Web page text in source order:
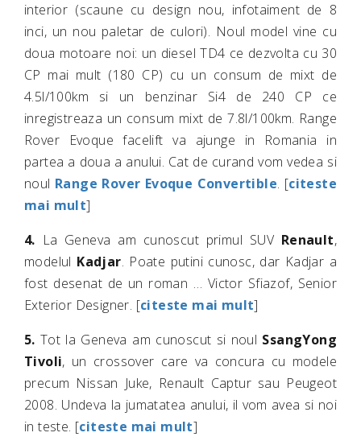
interior (scaune cu design nou, infotaiment de 8
inci, un nou paletar de culori). Noul model vine cu
doua motoare noi: un diesel TD4 ce dezvolta cu 30
CP mai mult (180 CP) cu un consum de mixt de
4.5l/100km si un benzinar Si4 de 240 CP ce
inregistreaza un consum mixt de 7.8l/100km. Range
Rover Evoque facelift va ajunge in Romania in
partea a doua a anului. Cat de curand vom vedea si
noul Range Rover Evoque Convertible. [citeste
mai mult]
4. La Geneva am cunoscut primul SUV Renault,
modelul Kadjar. Poate putini cunosc, dar Kadjar a
fost desenat de un roman … Victor Sfiazof, Senior
Exterior Designer. [citeste mai mult]
5. Tot la Geneva am cunoscut si noul SsangYong
Tivoli, un crossover care va concura cu modele
precum Nissan Juke, Renault Captur sau Peugeot
2008. Undeva la jumatatea anului, il vom avea si noi
in teste. [citeste mai mult]